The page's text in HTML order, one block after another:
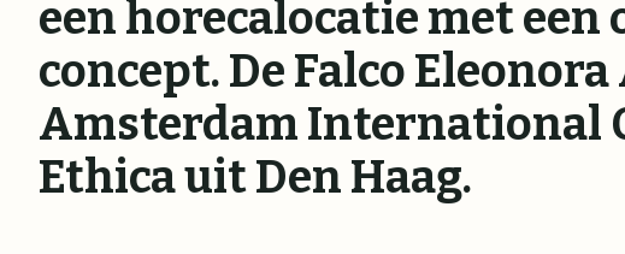
een horecalocatie met een
concept. De Falco
Amsterdam International
Ethica uit Den Haag.